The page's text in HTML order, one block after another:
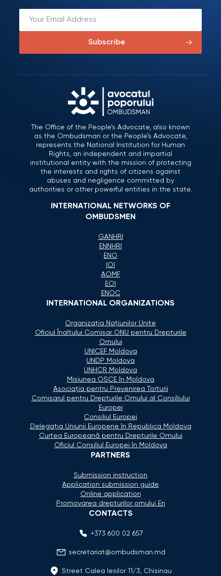
Subscribe
The Office of the People’s Advocate, also known
as the Ombudsman or the People’s Advocate,
represents the National Institution for Human
Rights, an independent and impartial
institutional entity with the mission of protecting
the interests and rights of citizens against
abuses and negligence committed by
authorities or other powerful entities in the state.
INTERNATIONAL NETWORKS OF
OMBUDSMEN
GANHRI
ENNHRI
ENO
IOI
AOMF
EOI
ENOC
INTERNATIONAL ORGANIZATIONS
Organizaţia Naţiunilor Unite
Oficiul Înaltului Comisar ONU pentru Drepturile
Omului
UNICEF Moldova
UNDP Moldova
UNHCR Moldova
Misiunea OSCE în Moldova
Asociaţia pentru Prevenirea Torturii
Comisarul pentru Drepturile Omului al Consiliului
Europei
Consiliul Europei
Delegaţia Uniunii Europene în Republica Moldova
Curtea Europeană pentru Drepturile Omului
Oficiul Consiliul Europei în Moldova
PARTNERS
Submission instruction
Application submission guide
Online application
Promovarea drepturilor omului En
CONTACTS
+373 600 02 657
secretariat@ombudsman.md
Street Calea Iesilor 11/3, Chisinau